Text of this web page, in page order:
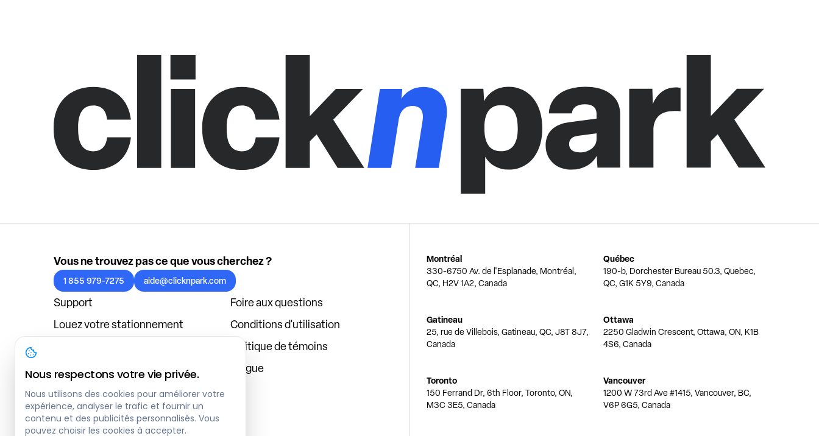
Vous ne trouvez pas ce que vous cherchez ?
1 855 979-7275 aide@clicknpark.com
Support
Foire aux questions
Louez votre stationnement
Conditions d'utilisation
Politique de témoins
À propos
Blogue
Connexion au tableau de bord
Montréal
330-6750 Av. de l'Esplanade, Montréal,
QC, H2V 1A2, Canada
Québec
190-b, Dorchester Bureau 50.3, Quebec,
QC, G1K 5Y9, Canada
Gatineau
25, rue de Villebois, Gatineau, QC, J8T 8J7,
Canada
Ottawa
2250 Gladwin Crescent, Ottawa, ON, K1B
4S6, Canada
Toronto
150 Ferrand Dr, 6th Floor, Toronto, ON,
M3C 3E5, Canada
Vancouver
1200 W 73rd Ave #1415, Vancouver, BC,
V6P 6G5, Canada
Nous respectons votre vie privée.
Nous utilisons des cookies pour améliorer votre
expérience, analyser le trafic et fournir un
contenu et des publicités personnalisés. Vous
pouvez choisir les cookies à accepter.